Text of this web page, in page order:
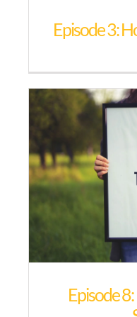
Episode 3:
Episode